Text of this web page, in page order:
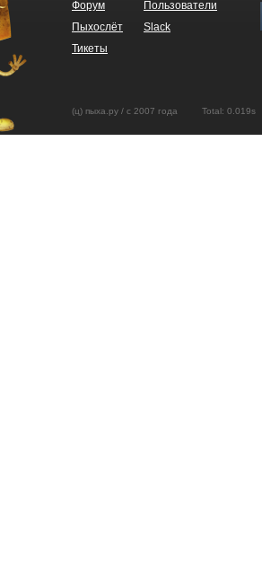
Форум
Пользователи
Пыхослёт
Slack
Тикеты
(ц) пыха.ру / с 2007 года Total: